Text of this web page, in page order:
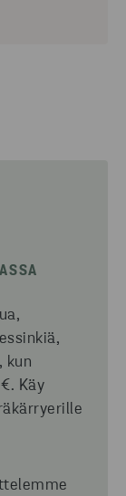
kun
Käy